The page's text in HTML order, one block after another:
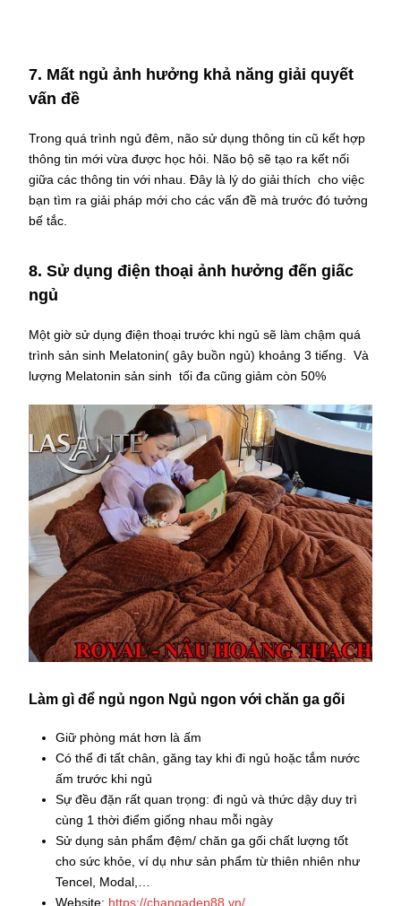
7. Mất ngủ ảnh hưởng khả năng giải quyết
vấn đề
Trong quá trình ngủ đêm, não sử dụng thông tin cũ kết hợp
thông tin mới vừa được học hỏi. Não bộ sẽ tạo ra kết nối
giữa các thông tin với nhau. Đây là lý do giải thích cho việc
bạn tìm ra giải pháp mới cho các vấn đề mà trước đó tưởng
bế tắc.
8. Sử dụng điện thoại ảnh hưởng đến giấc
ngủ
Một giờ sử dụng điện thoại trước khi ngủ sẽ làm chậm quá
trình sản sinh Melatonin( gây buồn ngủ) khoảng 3 tiếng. Và
lượng Melatonin sản sinh tối đa cũng giảm còn 50%
Làm gì để ngủ ngon Ngủ ngon với chăn ga gối
Giữ phòng mát hơn là ấm
Có thể đi tất chân, găng tay khi đi ngủ hoặc tắm nước
ấm trước khi ngủ
Sự đều đặn rất quan trọng: đi ngủ và thức dậy duy trì
cùng 1 thời điểm giống nhau mỗi ngày
Sử dụng sản phẩm đệm/ chăn ga gối chất lượng tốt
cho sức khỏe, ví dụ như sản phẩm từ thiên nhiên như
Tencel, Modal,…
Website: https://changadep88.vn/